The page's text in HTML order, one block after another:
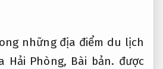
những địa điểm du lịch
Hải Phòng, Bài bản. được